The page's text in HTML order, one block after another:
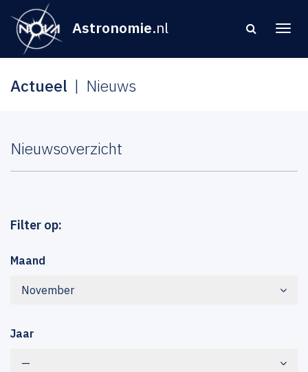
Astronomie.nl
Actueel Nieuws
Nieuwsoverzicht
Filter op:
Maand
November
Jaar
—